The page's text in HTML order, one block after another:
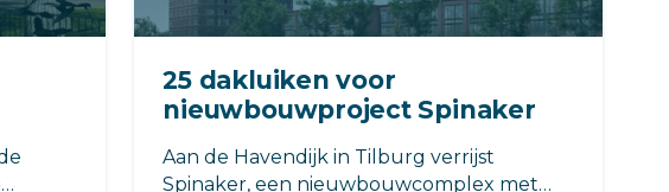
25 dakluiken voor
nieuwbouwproject Spinaker
Aan de Havendijk in Tilburg verrijst
Spinaker, een nieuwbouwcomplex met